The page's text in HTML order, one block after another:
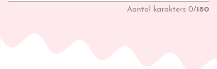
Aantal karakters 0/180